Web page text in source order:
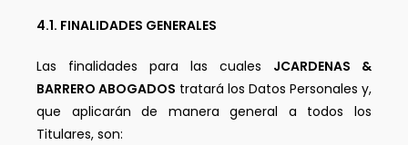
4.1. FINALIDADES GENERALES
Las finalidades para las cuales JCARDENAS &
BARRERO ABOGADOS tratará los Datos Personales y,
que aplicarán de manera general a todos los
Titulares, son: